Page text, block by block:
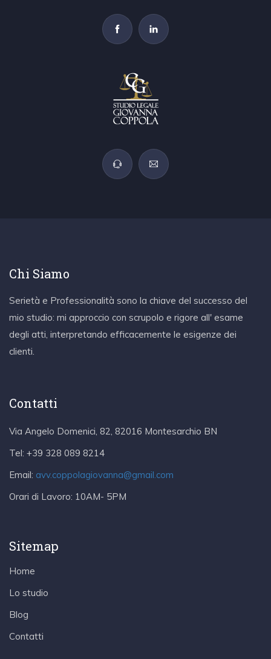
Chi Siamo
Serietà e Professionalità sono la chiave del successo del
mio studio: mi approccio con scrupolo e rigore all' esame
degli atti, interpretando efficacemente le esigenze dei
clienti.
Contatti
Via Angelo Domenici, 82, 82016 Montesarchio BN
Tel: +39 328 089 8214
Email: avv.coppolagiovanna@gmail.com
Orari di Lavoro: 10AM- 5PM
Sitemap
Home
Lo studio
Blog
Contatti